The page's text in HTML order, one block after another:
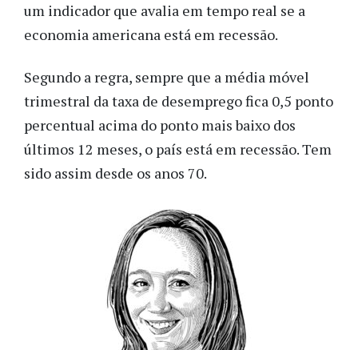
um indicador que avalia em tempo real se a
economia americana está em recessão.
Segundo a regra, sempre que a média móvel
trimestral da taxa de desemprego fica 0,5 ponto
percentual acima do ponto mais baixo dos
últimos 12 meses, o país está em recessão. Tem
sido assim desde os anos 70.